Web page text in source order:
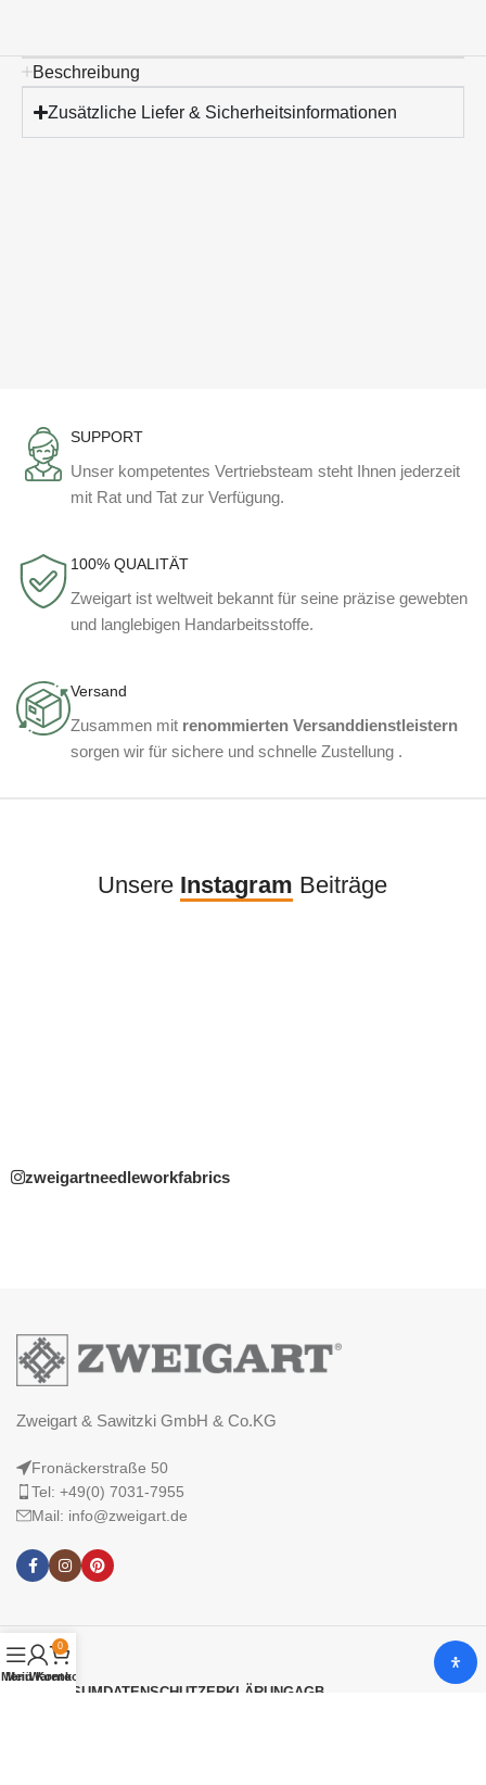
Beschreibung
Zusätzliche Liefer & Sicherheitsinformationen
SUPPORT
Unser kompetentes Vertriebsteam steht Ihnen jederzeit
mit Rat und Tat zur Verfügung.
100% QUALITÄT
Zweigart ist weltweit bekannt für seine präzise gewebten
und langlebigen Handarbeitsstoffe.
Versand
Zusammen mit renommierten Versanddienstleistern
sorgen wir für sichere und schnelle Zustellung .
Unsere Instagram Beiträge
zweigartneedleworkfabrics
Zweigart & Sawitzki GmbH & Co.KG
Fronäckerstraße 50
Tel: +49(0) 7031-7955
Mail: info@zweigart.de
IMPRESSUMDATENSCHUTZERKLÄRUNGAGB
Menü
Mein Konto
0
Warenkorb